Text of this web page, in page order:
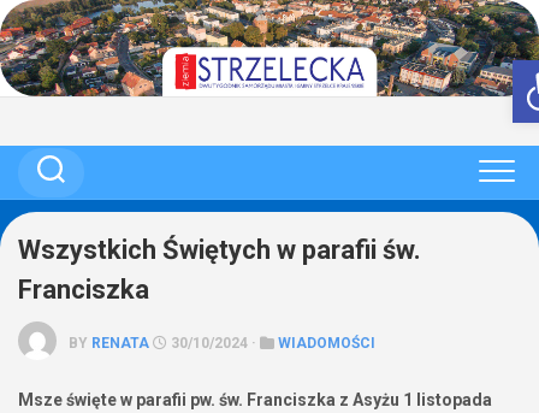
Skip
to
content
Wszystkich Świętych w parafii św.
Franciszka
BY RENATA 30/10/2024 · WIADOMOŚCI
Msze święte w parafii pw. św. Franciszka z Asyżu 1 listopada